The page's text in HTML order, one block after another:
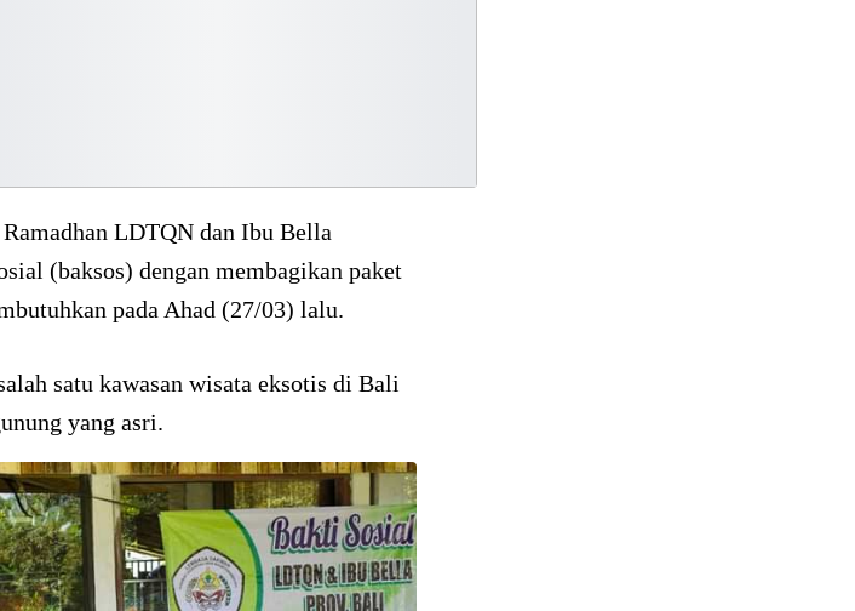
LDTQN dan Ibu Bella
(baksos) dengan membagikan paket
pada Ahad (27/03) lalu.
satu kawasan wisata eksotis di Bali
yang asri.